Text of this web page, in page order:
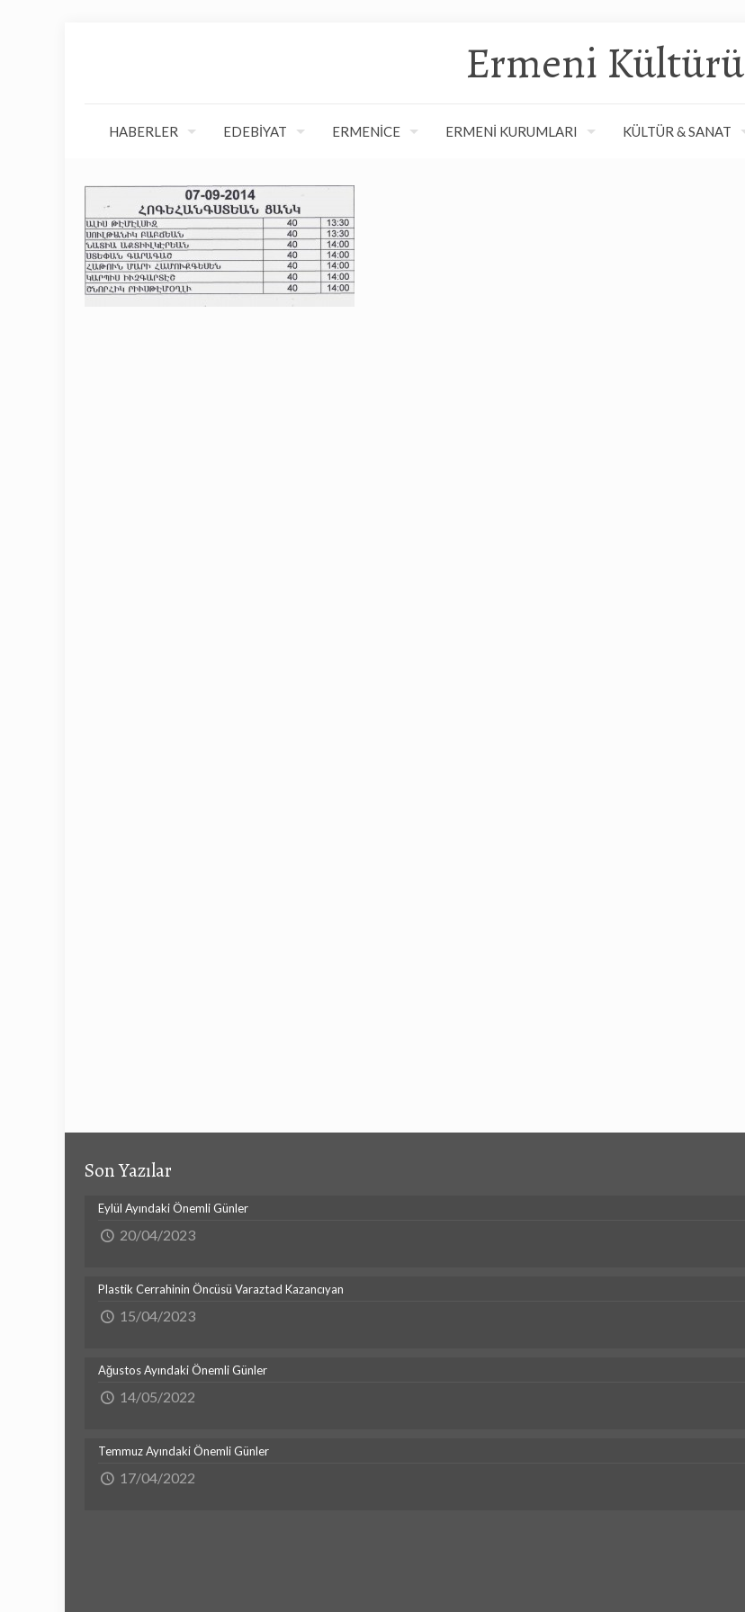
Ermeni Kültürü
HABERLER EDEBİYAT ERMENİCE ERMENİ KURUMLARI KÜLTÜR & SANAT
Son Yazılar
Eylül Ayındaki Önemli Günler
20/04/2023
Plastik Cerrahinin Öncüsü Varaztad Kazancıyan
15/04/2023
Ağustos Ayındaki Önemli Günler
14/05/2022
Temmuz Ayındaki Önemli Günler
17/04/2022